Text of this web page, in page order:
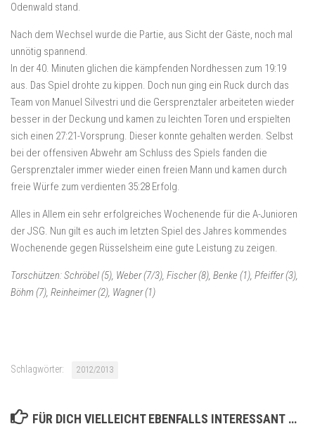
Odenwald stand.
Nach dem Wechsel wurde die Partie, aus Sicht der Gäste, noch mal
unnötig spannend.
In der 40. Minuten glichen die kämpfenden Nordhessen zum 19:19
aus. Das Spiel drohte zu kippen. Doch nun ging ein Ruck durch das
Team von Manuel Silvestri und die Gersprenztaler arbeiteten wieder
besser in der Deckung und kamen zu leichten Toren und erspielten
sich einen 27:21-Vorsprung. Dieser konnte gehalten werden. Selbst
bei der offensiven Abwehr am Schluss des Spiels fanden die
Gersprenztaler immer wieder einen freien Mann und kamen durch
freie Würfe zum verdienten 35:28 Erfolg.
Alles in Allem ein sehr erfolgreiches Wochenende für die A-Junioren
der JSG. Nun gilt es auch im letzten Spiel des Jahres kommendes
Wochenende gegen Rüsselsheim eine gute Leistung zu zeigen.
Torschützen: Schröbel (5), Weber (7/3), Fischer (8), Benke (1), Pfeiffer (3),
Böhm (7), Reinheimer (2), Wagner (1)
Schlagwörter: 2012/2013
FÜR DICH VIELLEICHT EBENFALLS INTERESSANT …